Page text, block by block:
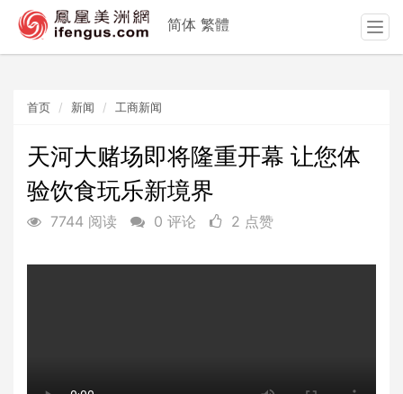
首页 新闻 工商新闻
天河大赌场即将隆重开幕 让您体
验饮食玩乐新境界
7744 阅读 0 评论 2 点赞
简体 繁體
T
o
t